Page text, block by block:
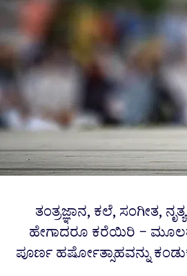
ತಂತ್ರಜ್ಞಾನ, ಕಲೆ, ಸಂಗೀತ,
ಹೇಗಾದರೂ ಕರೆಯಿರಿ –
ಪೂರ್ಣ ಹರ್ಷೋತ್ಸಾಹವನ್ನು